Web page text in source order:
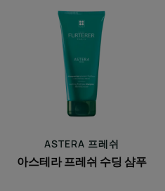
스
테
프
레
쉬
수
샴
푸
ASTERA 프레쉬
아스테라 프레쉬 수딩 샴푸